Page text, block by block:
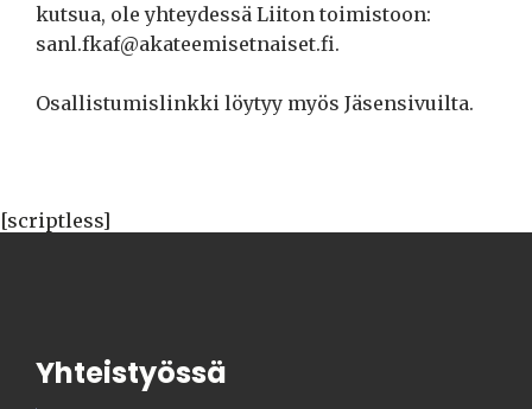
kutsua, ole yhteydessä Liiton toimistoon:
sanl.fkaf@akateemisetnaiset.fi.
Osallistumislinkki löytyy myös Jäsensivuilta.
[scriptless]
Yhteistyössä